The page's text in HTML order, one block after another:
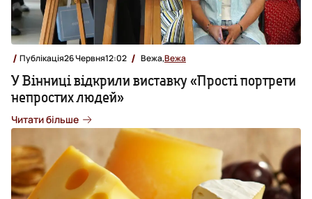
Публікація26 Червня12:02 Вежа,Вежа
У Вінниці відкрили виставку «Прості портрети
непростих людей»
Читати більше